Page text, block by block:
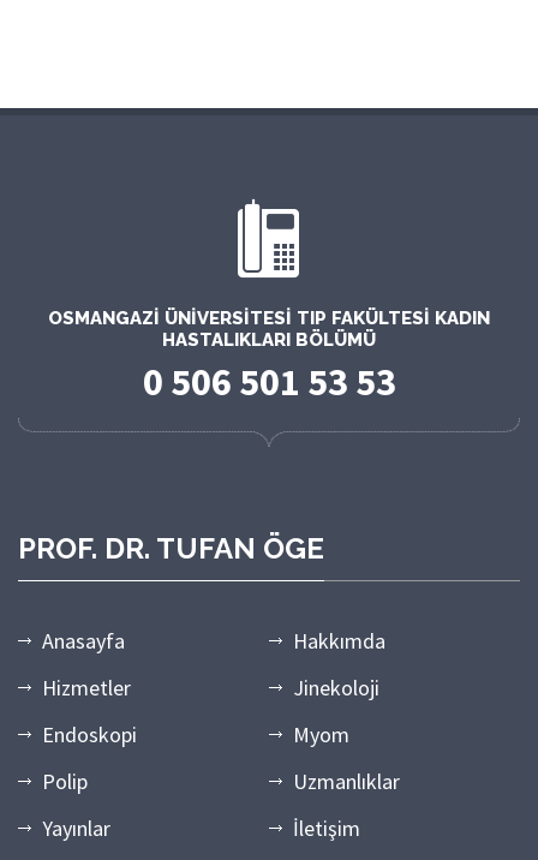
OSMANGAZI ÜNIVERSITESI TIP FAKÜLTESI KADIN
HASTALIKLARI BÖLÜMÜ
0 506 501 53 53
PROF. DR. TUFAN ÖGE
Anasayfa
Hakkımda
Hizmetler
Jinekoloji
Endoskopi
Myom
Polip
Uzmanlıklar
Yayınlar
İletişim